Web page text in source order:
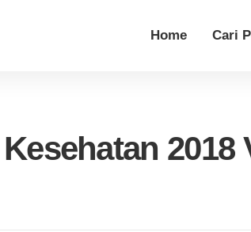
Home Cari
2018